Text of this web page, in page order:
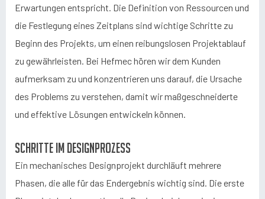
Erwartungen entspricht. Die Definition von Ressourcen und
die Festlegung eines Zeitplans sind wichtige Schritte zu
Beginn des Projekts, um einen reibungslosen Projektablauf
zu gewährleisten. Bei Hefmec hören wir dem Kunden
aufmerksam zu und konzentrieren uns darauf, die Ursache
des Problems zu verstehen, damit wir maßgeschneiderte
und effektive Lösungen entwickeln können.
Schritte im Designprozess
Ein mechanisches Designprojekt durchläuft mehrere
Phasen, die alle für das Endergebnis wichtig sind. Die erste